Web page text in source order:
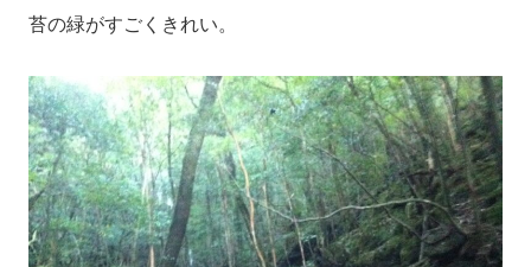
苔の緑がすごくきれい。